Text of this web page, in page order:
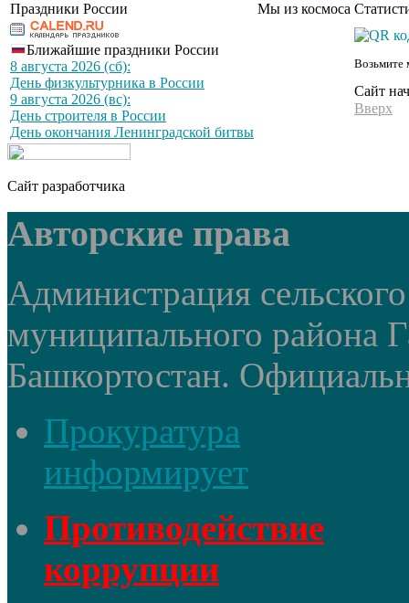
Праздники России Мы из космоса
Ближайшие праздники России
8 августа 2026 (сб):
День физкультурника в России
9 августа 2026 (вс):
День строителя в России
День окончания Ленинградской битвы
Возьмите
Сайт
Вверх
Сайт разработчика
Авторские права
Администрация
муниципального района
Башкортостан.
Прокуратура
информирует
Противодействие
коррупции